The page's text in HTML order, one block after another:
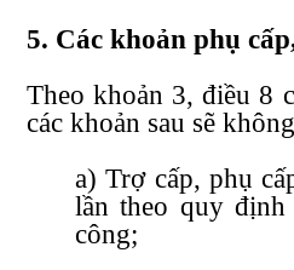
5. Các khoản phụ
Theokhoản 3, điều 8
các khoản sau sẽ
a) Trợ cấp, phụ
lần theo quy
công;